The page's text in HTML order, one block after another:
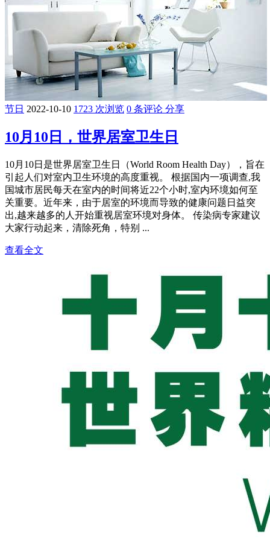
节日 2022-10-10 1723 次浏览 0 条评论 分享
10月10日，世界居室卫生日
10月10日是世界居室卫生日（World Room Health Day），旨在
引起人们对室内卫生环境的高度重视。 根据国内一项调查,我
国城市居民每天在室内的时间将近22个小时,室内环境如何至
关重要。近年来，由于居室的环境而导致的健康问题日益突
出,越来越多的人开始重视居室环境对身体。 传染病专家建议
大家行动起来，清除死角，特别 ...
查看全文